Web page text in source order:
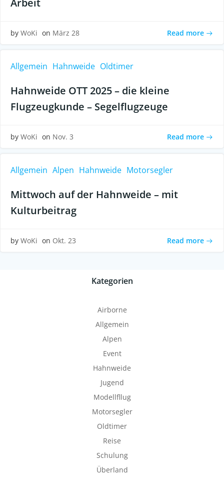
Arbeit
by WoKi on März 28 Read more
Allgemein Hahnweide Oldtimer
Hahnweide OTT 2025 – die kleine
Flugzeugkunde – Segelflugzeuge
by WoKi on Nov. 3 Read more
Allgemein Alpen Hahnweide Motorsegler
Mittwoch auf der Hahnweide – mit
Kulturbeitrag
by WoKi on Okt. 23 Read more
Kategorien
Airborne
Allgemein
Alpen
Event
Hahnweide
Jugend
Modellfllug
Motorsegler
Oldtimer
Reise
Schulung
Überland